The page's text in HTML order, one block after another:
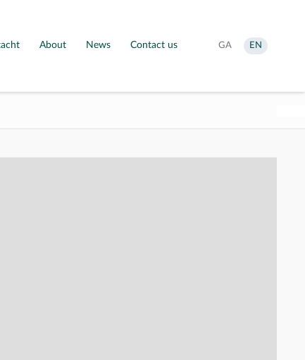
About News Contact us
Aistrigh
GA
Change
language
EN